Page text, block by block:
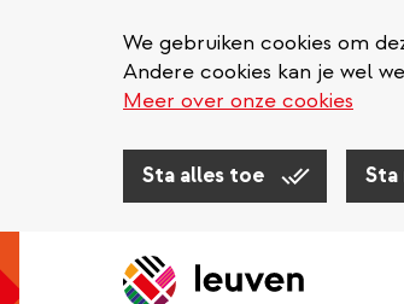
We gebruiken cookies om
Andere cookies kan je wel
Meer over onze cookies
Sta alles toe Sta